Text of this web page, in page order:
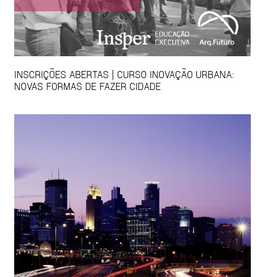
INSCRIÇÕES ABERTAS | CURSO INOVAÇÃO URBANA:
NOVAS FORMAS DE FAZER CIDADE